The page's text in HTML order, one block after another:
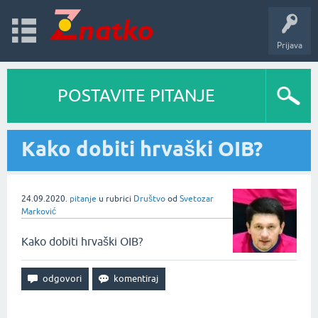
Prijava
POSTAVITE PITANJE
Kako dobiti hrvaški OIB?
24.09.2020. pitanje u rubrici Društvo od Svetozar
Marković
Kako dobiti hrvaški OIB?